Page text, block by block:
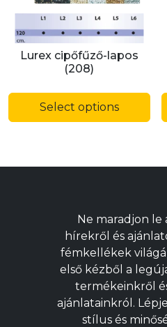
Lurex cipőfűző-lapos
(208)
Select options
be
on
Ne maradjon le
hírekről és
fémkellékek
első kézből a
termékeinkről
ajánlatainkról.
stílus és